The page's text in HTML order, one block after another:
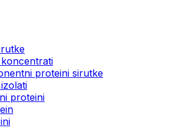
proteini sirutke
proteini